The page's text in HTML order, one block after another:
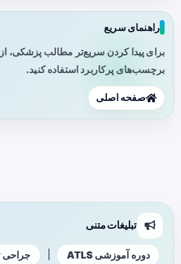
راهنمای سریع
برای پیدا کردن سریع‌تر مطالب پزشکی،
برچسب‌های پرکاربرد استفاده کنید.
صفحه اصلی
تبلیغات متنی
دوره آموزشی ATLS جراحی